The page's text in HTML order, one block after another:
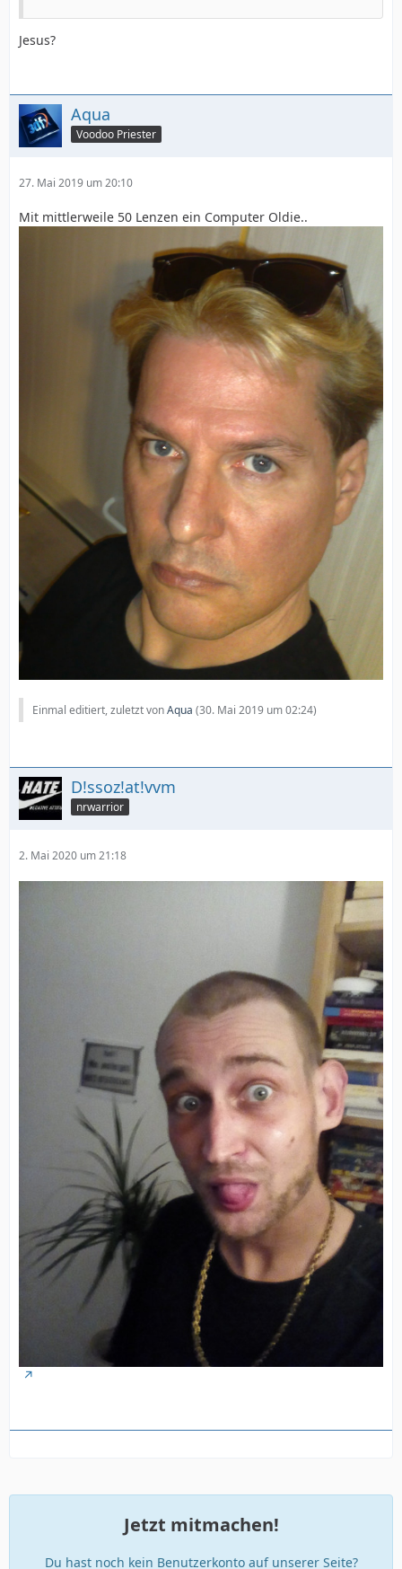
Jesus?
Aqua
Voodoo Priester
27. Mai 2019 um 20:10
Mit mittlerweile 50 Lenzen ein Computer Oldie..
Einmal editiert, zuletzt vonAqua (30. Mai 2019 um 02:24)
D!ssoz!at!vvm
nrwarrior
2. Mai 2020 um 21:18
Jetzt mitmachen!
Du hast noch kein Benutzerkonto auf unserer Seite?